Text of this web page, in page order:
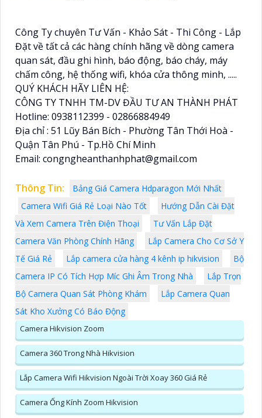
Công Ty chuyên Tư Vấn - Khảo Sát - Thi Công - Lắp
Đặt về tất cả các hàng chính hãng về dòng camera
quan sát, đầu ghi hình, báo động, báo cháy, máy
chấm công, hệ thống wifi, khóa cửa thông minh, .....
QUÝ KHÁCH HÃY LIÊN HỆ:
CÔNG TY TNHH TM-DV ĐẦU TƯ AN THÀNH PHÁT
Hotline: 0938112399 - 02866884949
Địa chỉ : 51 Lũy Bán Bích - Phường Tân Thới Hoà -
Quận Tân Phú - Tp.Hồ Chí Minh
Email: congngheanthanhphat@gmail.com
Thông Tin:
Bảng Giá Camera Hdparagon Mới Nhất
Camera Wifi Giá Rẻ Loại Nào Tốt
Hướng Dẫn Cài Đặt
Và Xem Camera Trên Điện Thoại
Tư Vấn Lắp Đặt
Camera Văn Phòng Chính Hãng
Lắp Camera Cho Cơ Sở Y
Tế Giá Rẻ
Lắp camera cửa hàng 4 kênh ip hikvision
Bộ
Camera IP Có Tích Hợp Míc Ghi Âm Trong Nhà
Lắp Trọn
Bộ Camera Quan Sát Phòng Khám
Lắp Camera Quan
Sát Kho Xưởng Có Báo Động
Camera Hikvision Zoom
Camera 360 Trong Nhà Hikvision
Lắp Camera Wifi Hikvision Ngoài Trời Xoay 360 Giá Rẻ
Camera Ống Kính Zoom Hikvision